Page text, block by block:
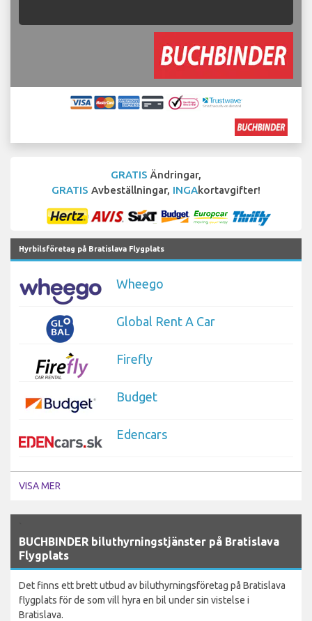
GRATIS Ändringar,
GRATIS Avbeställningar, INGAkortavgifter!
Hyrbilsföretag på Bratislava Flygplats
Wheego
Global Rent A Car
Firefly
Budget
Edencars
VISA MER
BUCHBINDER biluthyrningstjänster på Bratislava
Flygplats
Det finns ett brett utbud av biluthyrningsföretag på Bratislava
flygplats för de som vill hyra en bil under sin vistelse i
Bratislava.